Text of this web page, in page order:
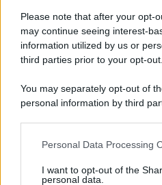
Please note that after your opt-
may continue seeing interest-
information utilized by us or
third parties prior to your opt-out.
You may separately opt-out of
personal information by third
This information may also be
disclose it to other third parties.
Personal Data Processing
I want to opt-out of the
personal data.
Gossip e TV è un sito di
viale Luigi Majno n. 21 -
P.Iva 10909580960
Categorie
Gossip
Televisione